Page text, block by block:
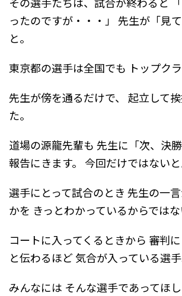
ったのですが・・・」 先生が「見
と。
東京都の選手は全国でも トップク
先生が傍を通るだけで、
起立して
た。
道場の源龍先輩も 先生に「次、決
報告にきます。 今回だけではないと
選手にとって試合のとき 先生の一
かを きっとわかっているからでは
コートに入ってくるときから 審判
と伝わるほど気合が入っている選手
みんなには そんな選手であってほし